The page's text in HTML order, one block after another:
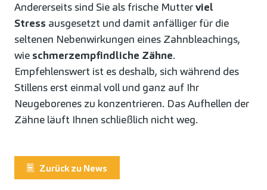
Andererseits sind Sie als frische Mutterviel
Stress ausgesetzt und damit anfälliger für die
seltenen Nebenwirkungen eines Zahnbleachings,
wie schmerzempfindliche Zähne.
Empfehlenswert ist es deshalb, sich während des
Stillens erst einmal voll und ganz auf Ihr
Neugeborenes zu konzentrieren. Das Aufhellen der
Zähne läuft Ihnen schließlich nicht weg.
Zurück zu News